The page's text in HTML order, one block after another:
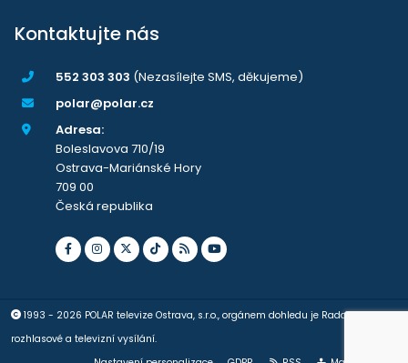
Kontaktujte nás
552 303 303 (Nezasílejte SMS, děkujeme)
polar@polar.cz
Adresa:
Boleslavova 710/19
Ostrava-Mariánské Hory
709 00
Česká republika
1993 - 2026 POLAR televize Ostrava, s.r.o., orgánem dohledu je Rada pro
rozhlasové a televizní vysílání.